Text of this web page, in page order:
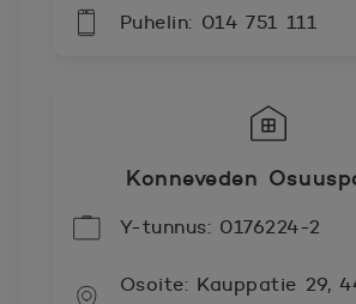
Puhelin: 014 751 111
Konneveden
Y-tunnus: 0176224-2
Osoite: Kauppatie 29,